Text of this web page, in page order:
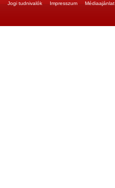
Jogi tudnivalók Impresszum Médiaajánlat